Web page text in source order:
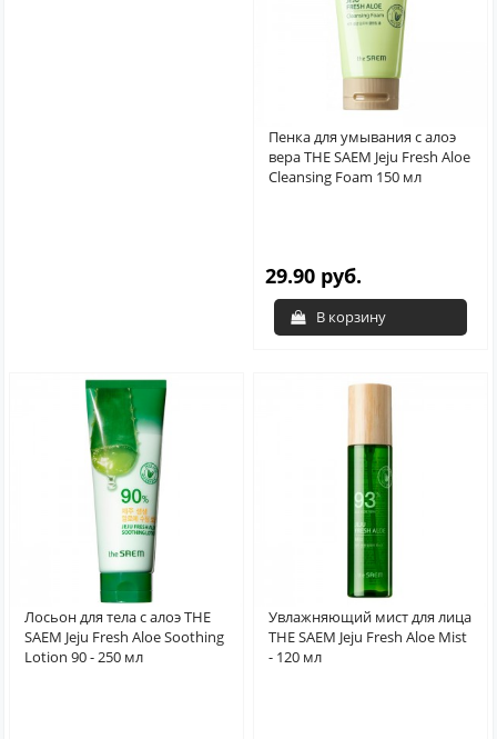
Пенка для умывания с алоэ
вера THE SAEM Jeju Fresh Aloe
Cleansing Foam 150 мл
29.90 руб.
В корзину
Лосьон для тела с алоэ THE
SAEM Jeju Fresh Aloe Soothing
Lotion 90 - 250 мл
Увлажняющий мист для лица
THE SAEM Jeju Fresh Aloe Mist
- 120 мл